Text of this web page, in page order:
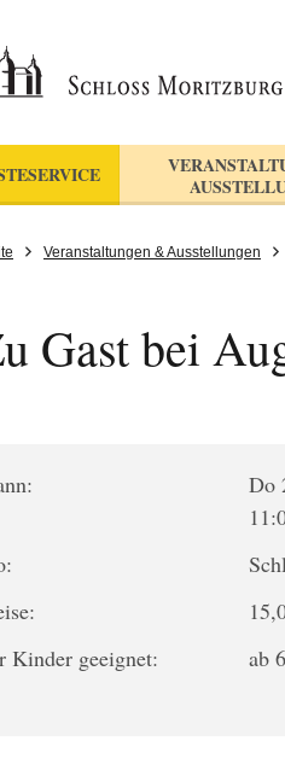
Veranstaltungen & Ausstellungen
Gast bei
Do
Kinder geeignet:
ab